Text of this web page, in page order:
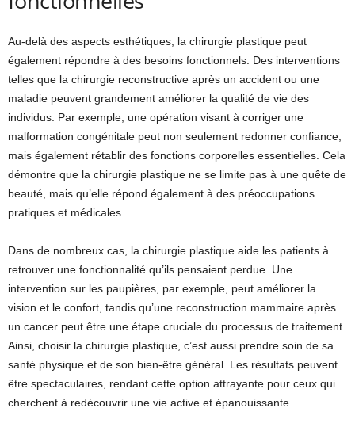
Au-delà des aspects esthétiques, la chirurgie plastique peut
également répondre à des besoins fonctionnels. Des interventions
telles que la chirurgie reconstructive après un accident ou une
maladie peuvent grandement améliorer la qualité de vie des
individus. Par exemple, une opération visant à corriger une
malformation congénitale peut non seulement redonner confiance,
mais également rétablir des fonctions corporelles essentielles. Cela
démontre que la chirurgie plastique ne se limite pas à une quête de
beauté, mais qu’elle répond également à des préoccupations
pratiques et médicales.
Dans de nombreux cas, la chirurgie plastique aide les patients à
retrouver une fonctionnalité qu’ils pensaient perdue. Une
intervention sur les paupières, par exemple, peut améliorer la
vision et le confort, tandis qu’une reconstruction mammaire après
un cancer peut être une étape cruciale du processus de traitement.
Ainsi, choisir la chirurgie plastique, c’est aussi prendre soin de sa
santé physique et de son bien-être général. Les résultats peuvent
être spectaculaires, rendant cette option attrayante pour ceux qui
cherchent à redécouvrir une vie active et épanouissante.